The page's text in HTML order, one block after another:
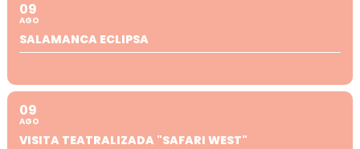
09
AGO
SALAMANCA ECLIPSA
09
AGO
VISITA TEATRALIZADA "SAFARI WEST"